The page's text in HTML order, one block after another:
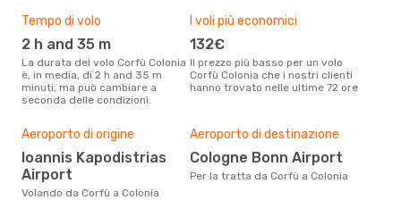
Tempo di volo
2 h and 35 m
La durata del volo Corfù Colonia
è, in media, di 2 h and 35 m
minuti, ma può cambiare a
seconda delle condizioni.
I voli più economici
132€
Il prezzo più basso per un volo
Corfù Colonia che i nostri clienti
hanno trovato nelle ultime 72 ore
Aeroporto di origine
Ioannis Kapodistrias
Airport
Volando da Corfù a Colonia
Aeroporto di destinazione
Cologne Bonn Airport
Per la tratta da Corfù a Colonia